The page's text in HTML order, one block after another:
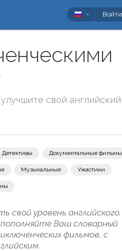
Войти
свой английский
Детективы Документальные фильмы
Музыкальные Ужастики
свой уровень английского.
Ваш словарный
фильмов, с